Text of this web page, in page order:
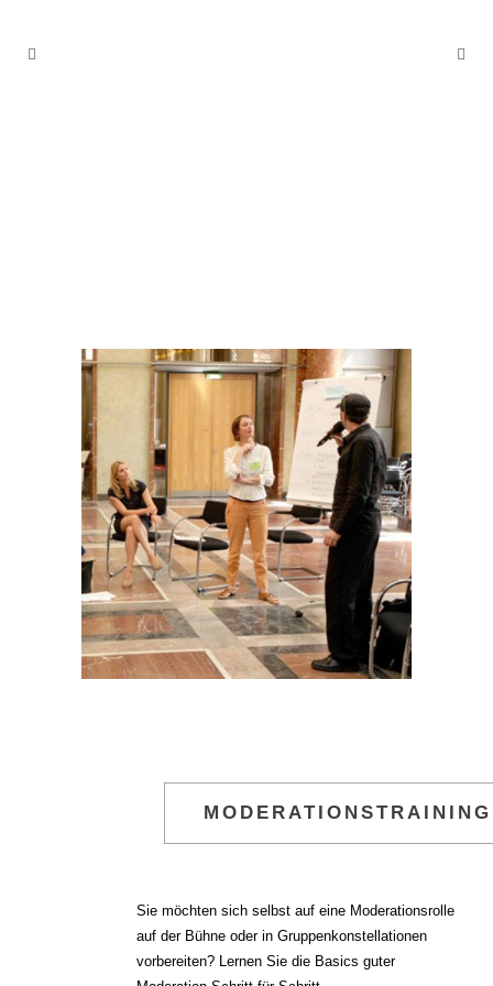
MODERATIONSTRAINING
Sie möchten sich selbst auf eine Moderationsrolle
auf der Bühne oder in Gruppenkonstellationen
vorbereiten? Lernen Sie die Basics guter